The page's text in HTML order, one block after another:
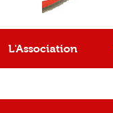
L'Association